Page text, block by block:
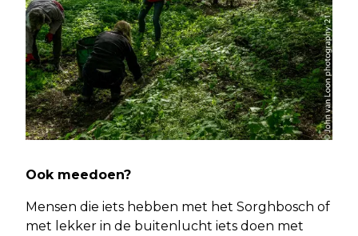
Ook meedoen?
Mensen die iets hebben met het Sorghbosch of
met lekker in de buitenlucht iets doen met